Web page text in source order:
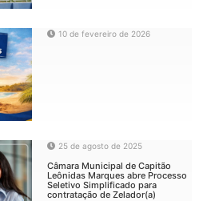
10 de fevereiro de 2026
25 de agosto de 2025
Câmara Municipal de Capitão
Leônidas Marques abre Processo
Seletivo Simplificado para
contratação de Zelador(a)